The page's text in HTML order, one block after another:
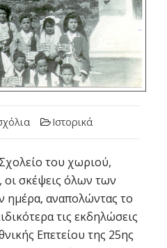
Ιστορικά
του χωριού,
οι σκέψεις όλων των
ημέρα, αναπολώντας το
τις εκδηλώσεις
Επετείου της 25ης